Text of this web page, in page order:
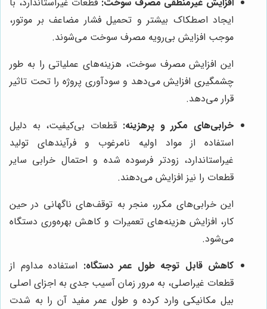
ایجاد اصطکاک بیشتر و تحمیل فشار مضاعف بر موتور،
موجب افزایش بی‌رویه مصرف سوخت می‌شوند.
این افزایش مصرف سوخت، هزینه‌های عملیاتی را به طور
چشمگیری افزایش می‌دهد و سودآوری پروژه را تحت تاثیر
قرار می‌دهد.
خرابی‌های مکرر و پرهزینه: قطعات بی‌کیفیت، به دلیل
استفاده از مواد اولیه نامرغوب و فرآیندهای تولید
غیراستاندارد، زودتر فرسوده شده و احتمال خرابی سایر
قطعات را نیز افزایش می‌دهند.
این خرابی‌های مکرر، منجر به توقف‌های ناگهانی در حین
کار، افزایش هزینه‌های تعمیرات و کاهش بهره‌وری دستگاه
می‌شود.
کاهش قابل توجه طول عمر دستگاه: استفاده مداوم از
قطعات غیراصلی، به مرور زمان آسیب جدی به اجزای اصلی
بیل مکانیکی وارد کرده و طول عمر مفید آن را به شدت